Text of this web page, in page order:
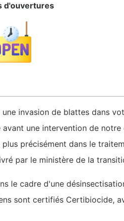
d'ouvertures
invasion de blattes dans
une intervention de
précisément dans le
par le ministère de la
le cadre d'une
sont certifiés Certibiocide,